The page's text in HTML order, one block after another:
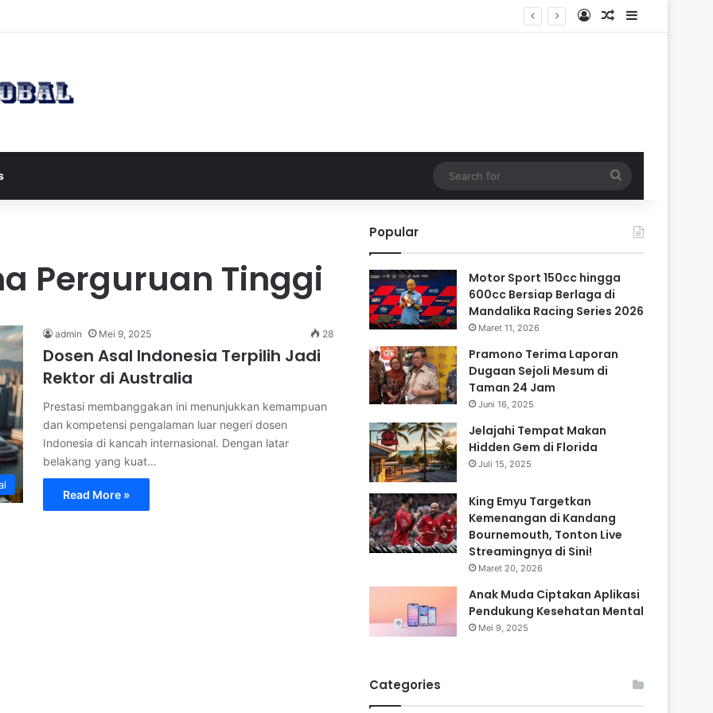
Log InRandom Article
Sidebar
for
Perguruan Tinggi
admin Mei 9, 2025 28
Dosen Asal Indonesia Terpilih Jadi
Rektor di Australia
Prestasi membanggakan ini menunjukkan kemampuan
dan kompetensi pengalaman luar negeri dosen
Indonesia di kancah internasional. Dengan latar
belakang yang kuat…
Read More »
Popular
Motor Sport 150cc hingga
600cc Bersiap Berlaga di
Mandalika Racing Series 2026
Maret 11, 2026
Pramono Terima Laporan
Dugaan Sejoli Mesum di
Taman 24 Jam
Juni 16, 2025
Jelajahi Tempat Makan
Hidden Gem di Florida
Juli 15, 2025
King Emyu Targetkan
Kemenangan di Kandang
Bournemouth, Tonton Live
Streamingnya di Sini!
Maret 20, 2026
Anak Muda Ciptakan Aplikasi
Pendukung Kesehatan Mental
Mei 9, 2025
Categories